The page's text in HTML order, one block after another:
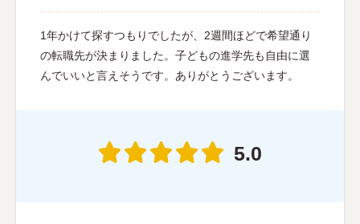
1年かけて探すつもりでしたが、2週間ほどで希望通り
の転職先が決まりました。子どもの進学先も自由に選
んでいいと言えそうです。ありがとうございます。
5.0